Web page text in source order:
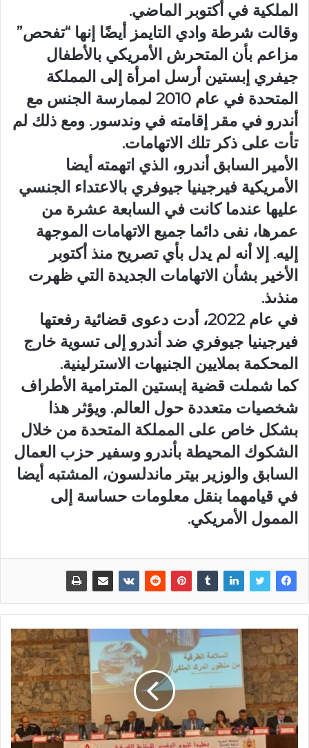
الملكية في أكتوبر الماضي.
وقالت شرطة وادي التايمز أيضًا إنها “تفحص”
مزاعم بأن المتحرش الأمريكي بالأطفال
جيفري إبستين أرسل امرأة إلى المملكة
المتحدة في عام 2010 لممارسة الجنس مع
أندرو في مقر إقامته في وندسور. ومع ذلك لم
تأت على ذكر تلك الاتهامات.
الأمير السابق أندرو، الذي اتهمته أيضا
الأمريكية فيرجينيا جيوفري بالاعتداء الجنسي
عليها عندما كانت في السابعة عشرة من
عمرها، نفى دائما جميع الاتهامات الموجهة
إليه. إلا أنه لم يدل بأي تصريح منذ أكتوبر
الأخير بشأن الاتهامات الجديدة التي ظهرت
منذىذ.
في عام 2022، أدت دعوى قضائية رفعتها
فيرجينيا جيوفري ضد أندرو إلى تسوية خارج
المحكمة بملايين الجنيهات الاسترلينية.
كما شملت قضية إبستين المترامية الأطراف
شخصيات متعددة حول العالم. ويؤثر هذا
بشكل خاص على المملكة المتحدة من خلال
الشكوك المحيطة بأندرو وسفير حزب العمال
السابق والوزير بيتر ماندلسون، المشتبه أيضا
في قيامهما بنقل معلومات حساسة إلى
الممول الأمريكي.